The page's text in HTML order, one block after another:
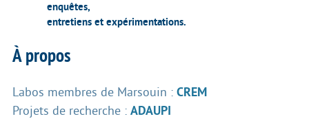
enquêtes,
entretiens et expérimentations.
À propos
Labos membres de Marsouin : CREM
Projets de recherche : ADAUPI